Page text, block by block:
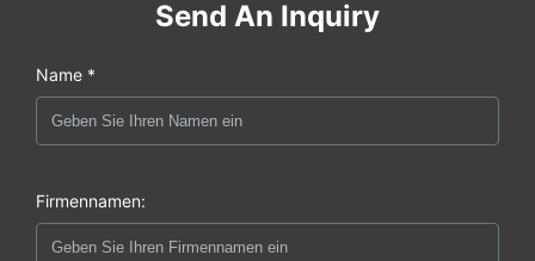
Send An Inquiry
Name *
Firmennamen: